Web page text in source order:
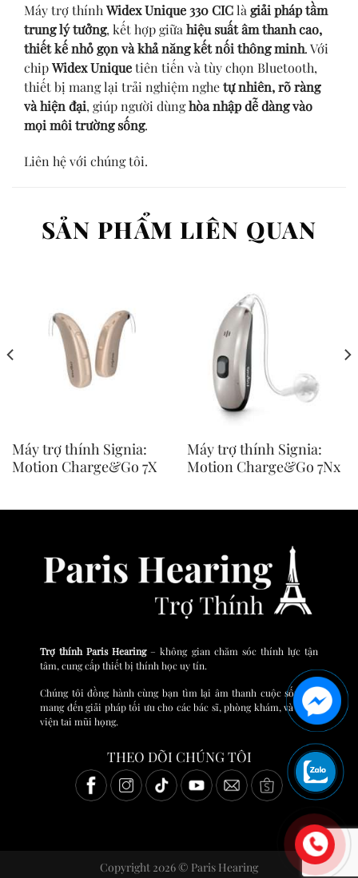
Máy trợ thínhWidex Unique 330 CIClà giải pháp tầm
trung lý tưởng, kết hợp giữa hiệu suất âm thanh cao,
thiết kế nhỏ gọn và khả năng kết nối thông minh. Với
chipWidex Uniquetiên tiến và tùy chọn Bluetooth,
thiết bị mang lại trải nghiệm nghetự nhiên, rõ ràng
và hiện đại, giúp người dùnghòa nhập dễ dàng vào
mọi môi trường sống.
Liên hệ với chúng tôi.
SẢN PHẨM LIÊN QUAN
Máy trợ thính Signia:
Motion Charge&Go 7X
Máy trợ thính Signia:
Motion Charge&Go 7Nx
Trợ thính Paris Hearing– không gian chăm sóc thính lực tận
tâm, cung cấp thiết bị thính học uy tín.
Chúng tôi đồng hành cùng bạn tìm lại âm thanh cuộc sống và
mang đến giải pháp tối ưu cho các bác sĩ, phòng khám, và bệnh
viện tai mũi họng.
THEO DÕI CHÚNG TÔI
Copyright 2026 © Paris Hearing